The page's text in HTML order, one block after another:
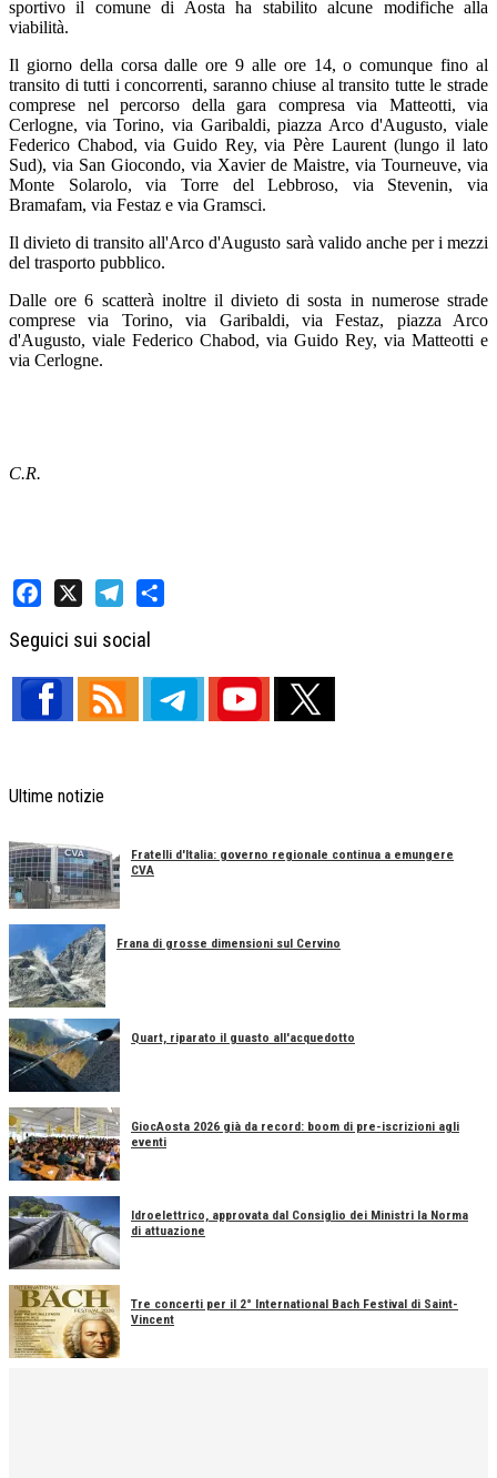
sportivo il comune di Aosta ha stabilito alcune modifiche alla
viabilità.
Il giorno della corsa dalle ore 9 alle ore 14, o comunque fino al
transito di tutti i concorrenti, saranno chiuse al transito tutte le strade
comprese nel percorso della gara compresa via Matteotti, via
Cerlogne, via Torino, via Garibaldi, piazza Arco d'Augusto, viale
Federico Chabod, via Guido Rey, via Père Laurent (lungo il lato
Sud), via San Giocondo, via Xavier de Maistre, via Tourneuve, via
Monte Solarolo, via Torre del Lebbroso, via Stevenin, via
Bramafam, via Festaz e via Gramsci.
Il divieto di transito all'Arco d'Augusto sarà valido anche per i mezzi
del trasporto pubblico.
Dalle ore 6 scatterà inoltre il divieto di sosta in numerose strade
comprese via Torino, via Garibaldi, via Festaz, piazza Arco
d'Augusto, viale Federico Chabod, via Guido Rey, via Matteotti e
via Cerlogne.
C.R.
Seguici sui social
Ultime notizie
Fratelli d'Italia: governo regionale continua a emungere
CVA
Frana di grosse dimensioni sul Cervino
Quart, riparato il guasto all'acquedotto
GiocAosta 2026 già da record: boom di pre-iscrizioni agli
eventi
Idroelettrico, approvata dal Consiglio dei Ministri la Norma
di attuazione
Tre concerti per il 2° International Bach Festival di Saint-
Vincent